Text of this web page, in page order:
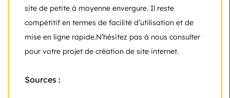
site de petite à moyenne envergure. Il reste
compétitif en termes de facilité d’utilisation et de
mise en ligne rapide.N’hésitez pas à nous consulter
pour votre projet de création de site internet.
Sources :